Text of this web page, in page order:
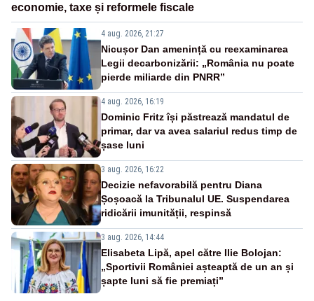
economie, taxe și reformele fiscale
4 aug. 2026, 21:27
Nicușor Dan amenință cu reexaminarea
Legii decarbonizării: „România nu poate
pierde miliarde din PNRR”
4 aug. 2026, 16:19
Dominic Fritz își păstrează mandatul de
primar, dar va avea salariul redus timp de
șase luni
3 aug. 2026, 16:22
Decizie nefavorabilă pentru Diana
Șoșoacă la Tribunalul UE. Suspendarea
ridicării imunității, respinsă
3 aug. 2026, 14:44
Elisabeta Lipă, apel către Ilie Bolojan:
„Sportivii României așteaptă de un an și
șapte luni să fie premiați”